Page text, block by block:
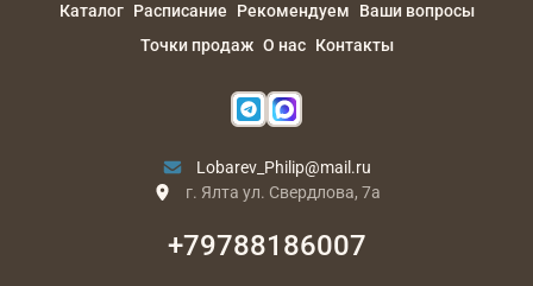
Каталог Расписание Рекомендуем
Ваши вопросы
Точки продаж О нас Контакты
Lobarev_Philip@mail.ru
г. Ялта ул. Свердлова, 7а
+79788186007